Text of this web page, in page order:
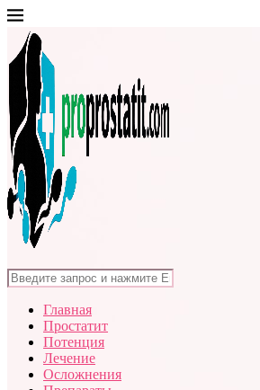
Главная
Простатит
Потенция
Лечение
Осложнения